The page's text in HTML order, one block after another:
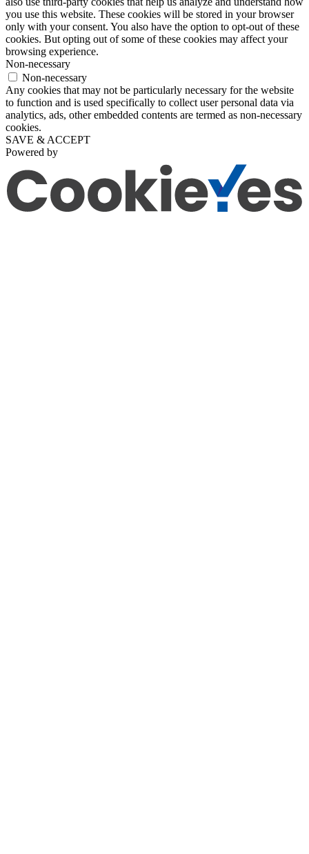
you use this website. These cookies will be stored in your browser
only with your consent. You also have the option to opt-out of these
cookies. But opting out of some of these cookies may affect your
browsing experience.
Non-necessary
Non-necessary
Any cookies that may not be particularly necessary for the website
to function and is used specifically to collect user personal data via
analytics, ads, other embedded contents are termed as non-necessary
cookies.
SAVE & ACCEPT
Powered by